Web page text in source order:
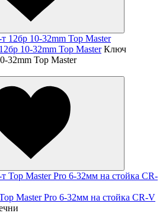
10-32mm Top Master Ключ
32mm Top Master
Master Pro 6-32мм на стойка CR-V